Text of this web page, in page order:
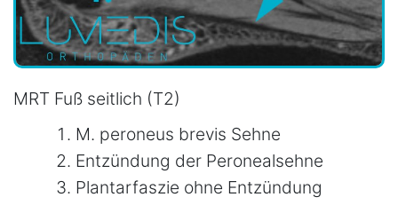
MRT Fuß seitlich (T2)
M. peroneus brevis Sehne
Entzündung der Peronealsehne
Plantarfaszie ohne Entzündung